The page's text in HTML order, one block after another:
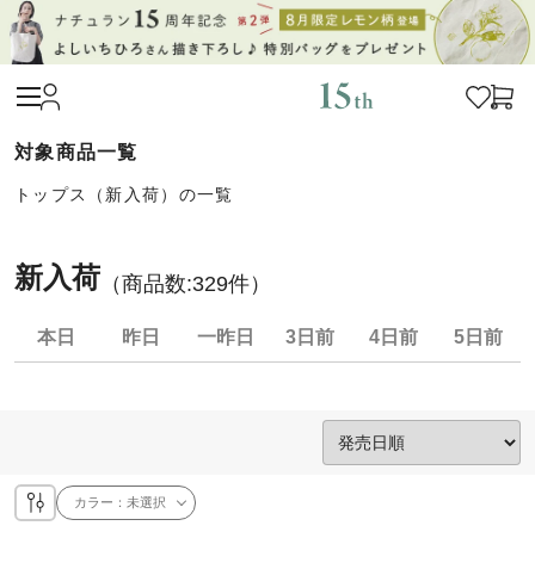
トップス（新入荷）の一覧
新入荷 （商品数:329件）
本日 昨日 一昨日 3日前 4日前 5日前
カラー：未選択